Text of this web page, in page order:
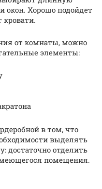
окон. Хорошо подойдет
кровати.
от комнаты, можно
элементы:
в том, что
выделять
достаточно отделить
помещения.